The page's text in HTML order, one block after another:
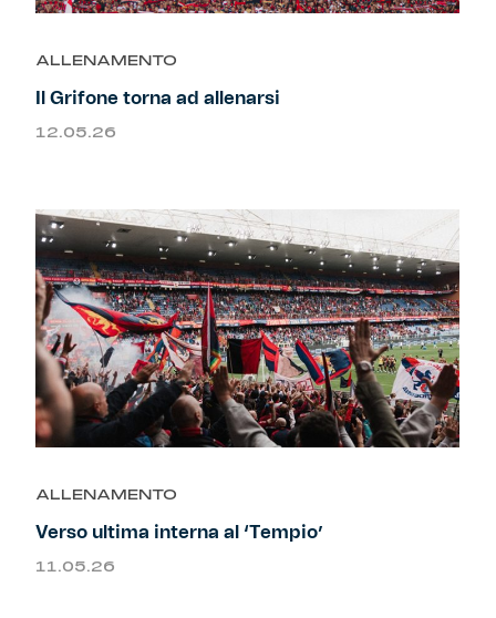
ALLENAMENTO
Il Grifone torna ad allenarsi
12.05.26
ALLENAMENTO
Verso ultima interna al ‘Tempio’
11.05.26